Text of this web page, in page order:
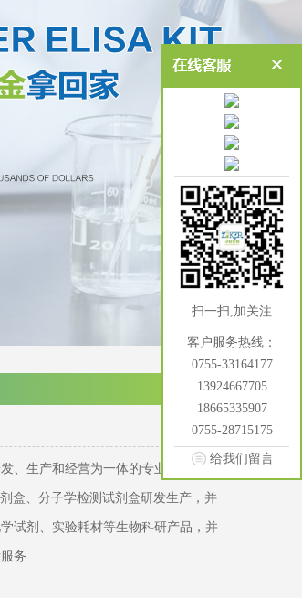
、生产和经营为一体的专业化生物工
盒、分子学检测试剂盒研发生产，并
试剂、实验耗材等生物科研产品，并
务
扫一扫,加关注
客户服务热线：
0755-33164177
13924667705
18665335907
0755-28715175
给我们留言